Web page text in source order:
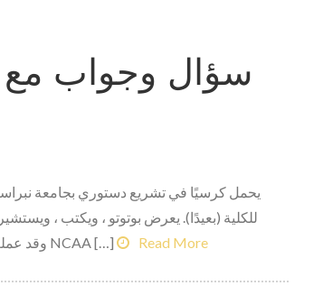
سؤال وجواب
للكلية (بعيدًا). يعرض بوتوتو ، ويكتب ،
المخالفات في دوري الدرجة الأولى NCAA ، وقد عملت في مجلس إدارة NCAA […]
Read More